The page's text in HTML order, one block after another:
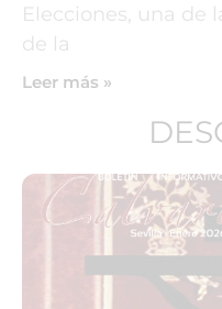
Elecciones, una de
de la
Leer más »